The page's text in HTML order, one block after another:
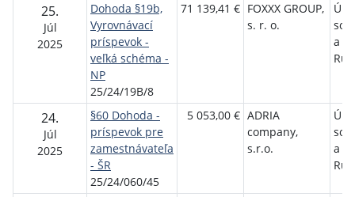
25.
Júl
2025
Dohoda §19b,
Vyrovnávací
príspevok -
veľká schéma -
NP
25/24/19B/8
71 139,41 € FOXXX GROUP,
s. r. o.
a
24.
Júl
2025
§60 Dohoda -
príspevok pre
zamestnávateľa
- ŠR
25/24/060/45
5 053,00 € ADRIA
company,
s.r.o.
a